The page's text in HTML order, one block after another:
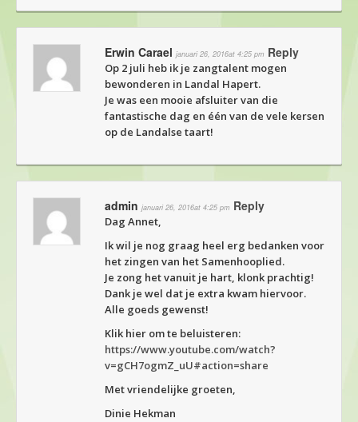
Erwin Carael januari 26, 2016at 4:25 pm Reply
Op 2 juli heb ik je zangtalent mogen
bewonderen in Landal Hapert.
Je was een mooie afsluiter van die
fantastische dag en één van de vele kersen
op de Landalse taart!
admin januari 26, 2016at 4:25 pm Reply
Dag Annet,
Ik wil je nog graag heel erg bedanken voor
het zingen van het Samenhooplied.
Je zong het vanuit je hart, klonk prachtig!
Dank je wel dat je extra kwam hiervoor.
Alle goeds gewenst!
Klik hier om te beluisteren:
https://www.youtube.com/watch?
v=gCH7ogmZ_uU#action=share
Met vriendelijke groeten,
Dinie Hekman